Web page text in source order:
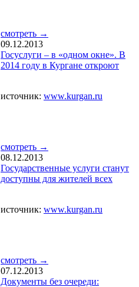
смотреть →
09.12.2013
Госуслуги – в «одном окне». В
2014 году в Кургане откроют
источник: www.kurgan.ru
смотреть →
08.12.2013
Государственные услуги станут
доступны для жителей всех
источник: www.kurgan.ru
смотреть →
07.12.2013
Документы без очереди: